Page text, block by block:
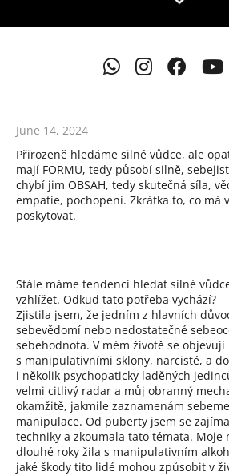
June 14, 2024
Přirozeně hledáme silné vůdce, ale
mají FORMU, tedy působí silně,
chybí jim OBSAH, tedy skutečná síla,
empatie, pochopení. Zkrátka to, co má
poskytovat.
Stále máme tendenci hledat silné
vzhlížet. Odkud tato potřeba vychází?
Zjistila jsem, že jedním z hlavních
sebevědomí nebo nedostatečné
sebehodnota. V mém životě se objevují
s manipulativními sklony, narcisté, a
i několik psychopaticky laděných
velmi citlivý radar a můj obranný
okamžitě, jakmile zaznamenám
manipulace. Od puberty jsem se
techniky a zkoumala tato témata. Moje
dlouhé roky žila s manipulativním
jaké škody tito lidé mohou způsobit v